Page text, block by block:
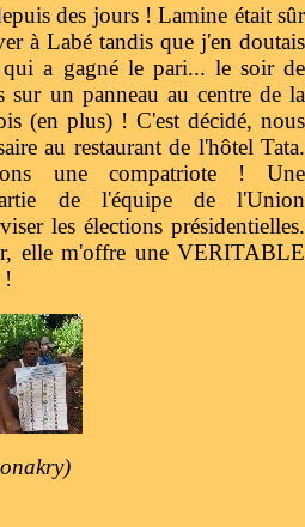
des jours ! Lamine était sûr
à Labé tandis que j'en doutais
a gagné le pari... le soir de
sur un panneau au centre de la
(en plus) ! C'est décidé, nous
au restaurant de l'hôtel Tata.
une compatriote ! Une
de l'équipe de l'Union
les élections présidentielles.
elle m'offre une VERITABLE
!